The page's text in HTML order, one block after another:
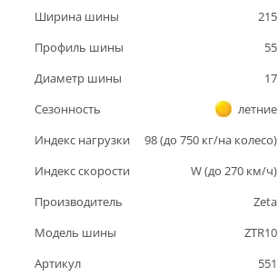
Ширина шины
215
Профиль шины
55
Диаметр шины
17
Сезонность
летние
Индекс нагрузки
98(до750 кг/на колесо)
Индекс скорости
W(до270 км/ч)
Производитель
Zeta
Модель шины
ZTR10
Артикул
551